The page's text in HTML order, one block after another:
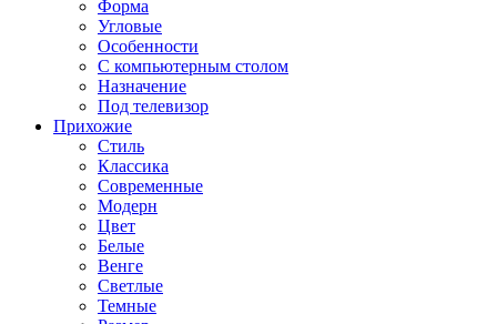
Форма
Угловые
Особенности
С компьютерным столом
Назначение
Под телевизор
Прихожие
Стиль
Классика
Современные
Модерн
Цвет
Белые
Венге
Светлые
Темные